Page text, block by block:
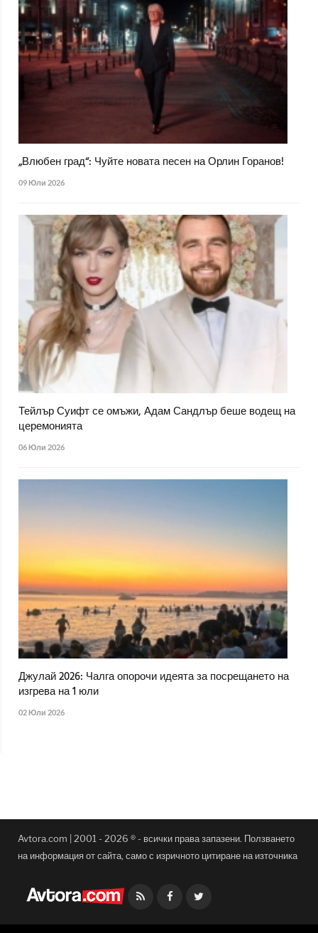
„Влюбен град“: Чуйте новата песен на Орлин Горанов!
09 Юли 2026
Тейлър Суифт се омъжи, Адам Сандлър беше водещ на
церемонията
06 Юли 2026
Джулай 2026: Чалга опорочи идеята за посрещането на
изгрева на 1 юли
02 Юли 2026
Avtora.com | 2001 - 2026 ® - всички права запазени. Ползването
на информация от сайта, само с изричното цитиране на източника
Facebook